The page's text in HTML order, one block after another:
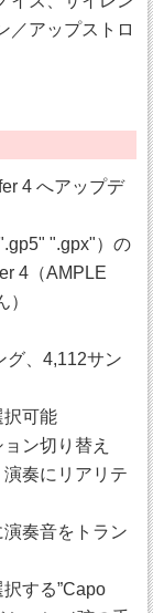
／アップストロ
4 へアップデ
".gpx"）の
4（AMPLE
グ、4,112サン
択可能
ン切り替え
奏にリアリテ
奏音をトラン
する”Capo